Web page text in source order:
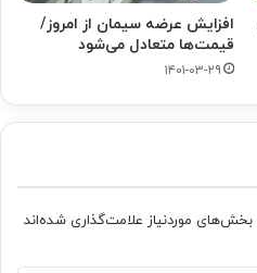
افزایش عرضه سیمان از امروز/
قیمت‌ها متعادل می‌شود
۱۴۰۱-۰۳-۲۹
بخش‌های موردنیاز علامت‌گذاری شده‌اند